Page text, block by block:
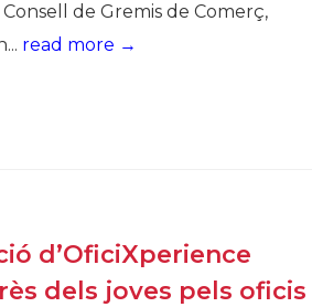
de Gremis de Comerç,
read more →
d’OficiXperience
dels joves pels oficis